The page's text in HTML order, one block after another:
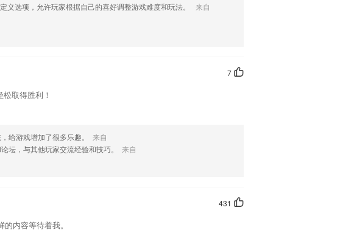
推荐满足漫迷们的挑剔口味;特有的智能搜索引擎，海量关键词汇
并立即游览观看视频;
查看，了解学习信息
义选项，允许玩家根据自己的喜好调整游戏难度和玩法。
来自
7
取得胜利！
给游戏增加了很多乐趣。
来自
坛，与其他玩家交流经验和技巧。
来自
431
内容等待着我。